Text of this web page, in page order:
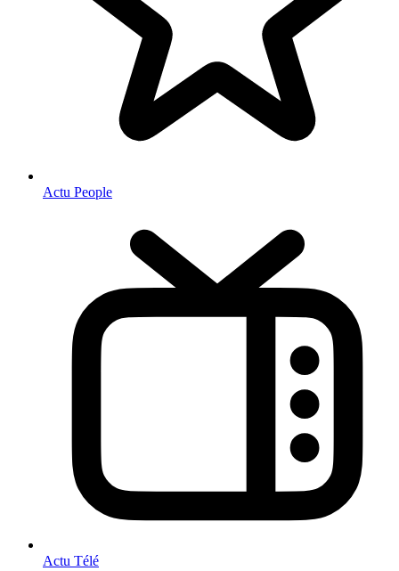
Actu People
Actu Télé